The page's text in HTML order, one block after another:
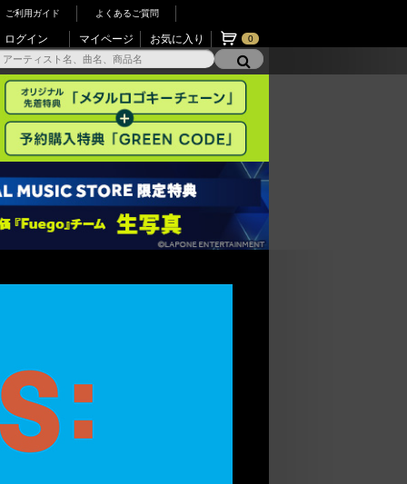
ご利用ガイド よくあるご質問
ログイン マイページ お気に入り 0